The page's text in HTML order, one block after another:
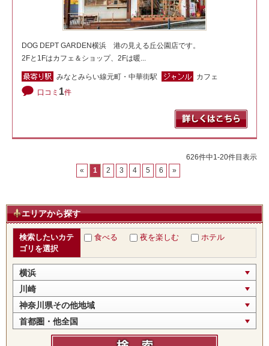
DOG DEPT GARDEN横浜 港の見える丘公園店です。
2Fと1Fはカフェ＆ショップ、2Fは暖...
みなとみらい線元町・中華街駅
カフェ
口コミ 1件
626件中1-20件目表示
«
1 2 3 4 5 6 »
エリアから探す
検索したいカテ
ゴリを選択
食べる 夜を楽しむ ホテル
横浜
川崎
神奈川県その他地域
首都圏・他全国